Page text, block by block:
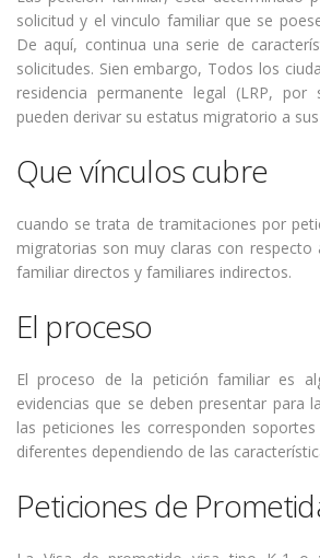
solicitud y el vinculo familiar que se
De aquí, continua una serie de
solicitudes. Sien embargo, Todos los
residencia permanente legal (LRP, por
pueden derivar su estatus migratorio a
Que vínculos cubre
cuando se trata de tramitaciones por
migratorias son muy claras con respecto
familiar directos y familiares indirectos.
El proceso
El proceso de la petición familiar es
evidencias que se deben presentar para
las peticiones les corresponden
diferentes dependiendo de las
Peticiones de